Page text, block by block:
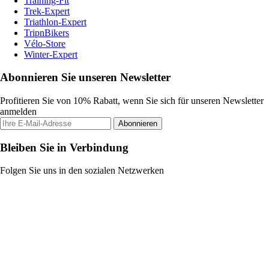
Trek-Expert
Triathlon-Expert
TripnBikers
Vélo-Store
Winter-Expert
Abonnieren Sie unseren Newsletter
Profitieren Sie von 10% Rabatt, wenn Sie sich für unseren Newsletter
anmelden
Abonnieren
Bleiben Sie in Verbindung
Folgen Sie uns in den sozialen Netzwerken